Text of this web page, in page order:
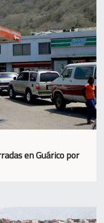
en Guárico por